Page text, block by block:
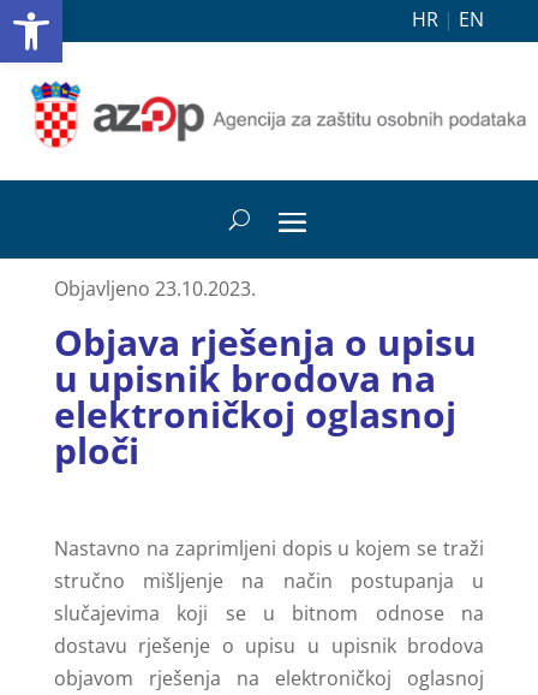
HR | EN
Objavljeno 23.10.2023.
Objava rješenja o upisu
u upisnik brodova na
elektroničkoj oglasnoj
ploči
Nastavno na zaprimljeni dopis u kojem se traži
stručno mišljenje na način postupanja u
slučajevima koji se u bitnom odnose na
dostavu rješenje o upisu u upisnik brodova
objavom rješenja na elektroničkoj oglasnoj